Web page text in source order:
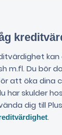
m.fl. Du bör
att öka dina
har skulder
dig till
.